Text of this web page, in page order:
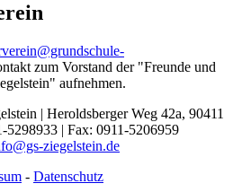
zum Vorstand der "Freunde und
aufnehmen.
| Heroldsberger Weg 42a, 90411
5298933 | Fax: 0911-5206959
ziegelstein.de
- Datenschutz